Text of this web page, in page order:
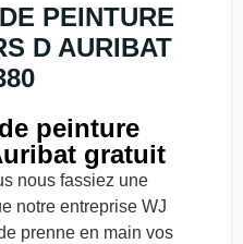
PEINTURE
D AURIBAT
peinture
gratuit
nous fassiez une
notre entreprise WJ
prenne en main vos